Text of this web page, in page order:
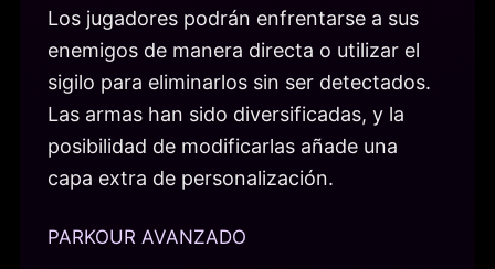
Los jugadores podrán enfrentarse a sus
enemigos de manera directa o utilizar el
sigilo para eliminarlos sin ser detectados.
Las armas han sido diversificadas, y la
posibilidad de modificarlas añade una
capa extra de personalización.
PARKOUR AVANZADO